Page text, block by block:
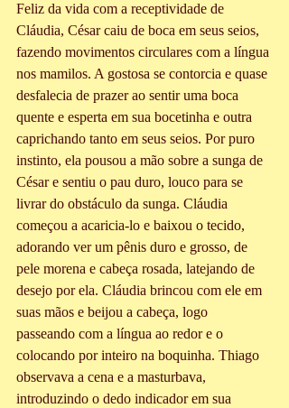
Feliz da vida com a receptividade de
Cláudia, César caiu de boca em seus seios,
fazendo movimentos circulares com a língua
nos mamilos. A gostosa se contorcia e quase
desfalecia de prazer ao sentir uma boca
quente e esperta em sua bocetinha e outra
caprichando tanto em seus seios. Por puro
instinto, ela pousou a mão sobre a sunga de
César e sentiu o pau duro, louco para se
livrar do obstáculo da sunga. Cláudia
começou a acaricia-lo e baixou o tecido,
adorando ver um pênis duro e grosso, de
pele morena e cabeça rosada, latejando de
desejo por ela. Cláudia brincou com ele em
suas mãos e beijou a cabeça, logo
passeando com a língua ao redor e o
colocando por inteiro na boquinha. Thiago
observava a cena e a masturbava,
introduzindo o dedo indicador em sua